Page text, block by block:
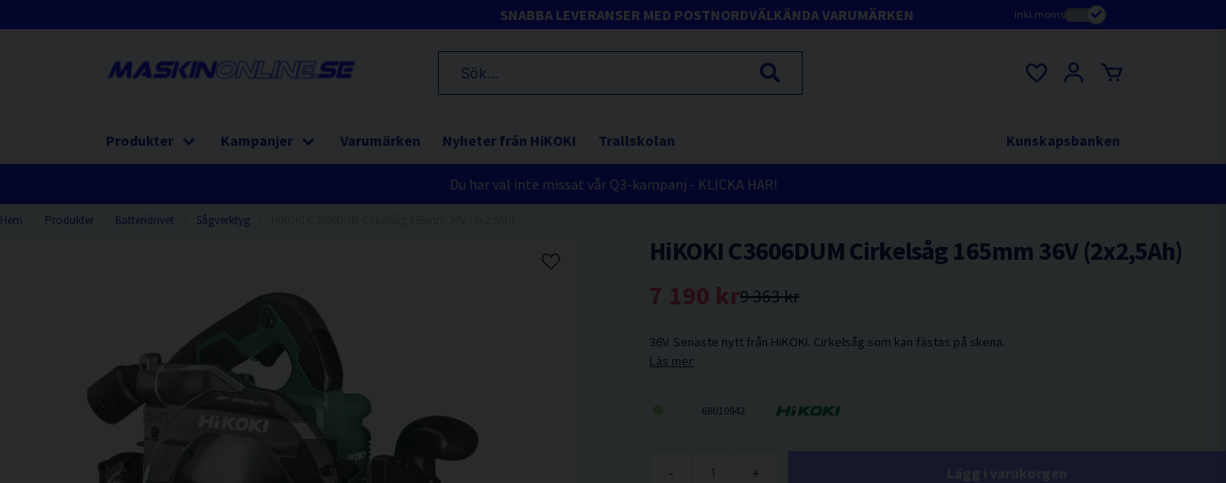
SNABBA LEVERANSER MED POSTNORDVÄLKÄNDA VARUMÄRKEN Inkl.moms
Produkter Kampanjer Varumärken Nyheter från HiKOKI Trallskolan Kunskapsbanken
Du har väl inte missat vår Q3-kampanj - KLICKA HÄR!
Hem Produkter Batteridrivet Sågverktyg
HiKOKI C3606DUM Cirkelsåg 165mm 36V (2x2,5Ah)
9 363 kr
7 190 kr
36V. Senaste nytt från HiKOKI. Cirkelsåg som kan fästas på skena.
Läs mer
68010942
- +